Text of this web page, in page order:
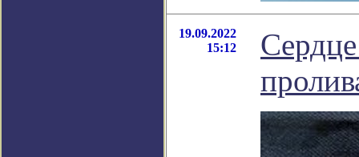
19.09.2022
15:12